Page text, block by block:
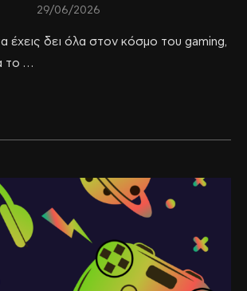
29/06/2026
έχεις δει όλα στον κόσμο του gaming,
το …